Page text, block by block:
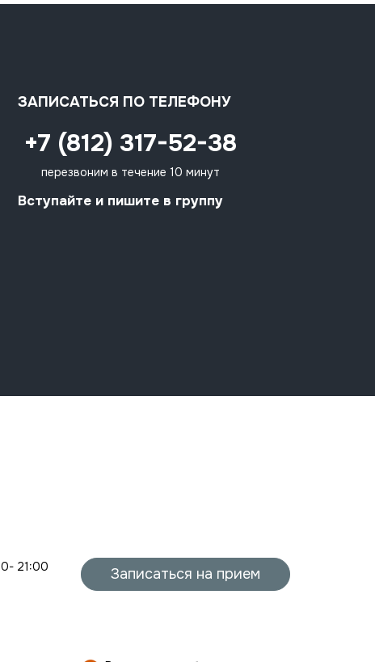
ЗАПИСАТЬСЯ ПО ТЕЛЕФОНУ
+7 (812) 317-52-38
перезвоним в течение 10 минут
Вступайте и пишите в группу
21:00 Записаться на прием